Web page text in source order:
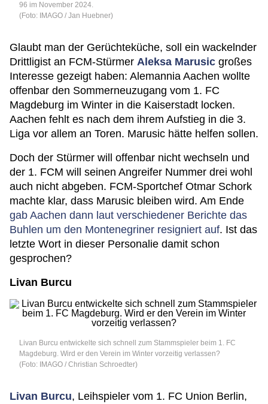
96 im November 2024.
(Foto: IMAGO / Jan Huebner)
Glaubt man der Gerüchteküche, soll ein wackelnder
Drittligist an FCM-Stürmer Aleksa Marusic großes
Interesse gezeigt haben: Alemannia Aachen wollte
offenbar den Sommerneuzugang vom 1. FC
Magdeburg im Winter in die Kaiserstadt locken.
Aachen fehlt es nach dem ihrem Aufstieg in die 3.
Liga vor allem an Toren. Marusic hätte helfen sollen.
Doch der Stürmer will offenbar nicht wechseln und
der 1. FCM will seinen Angreifer Nummer drei wohl
auch nicht abgeben. FCM-Sportchef Otmar Schork
machte klar, dass Marusic bleiben wird. Am Ende
gab Aachen dann laut verschiedener Berichte das
Buhlen um den Montenegriner resigniert auf. Ist das
letzte Wort in dieser Personalie damit schon
gesprochen?
Livan Burcu
Livan Burcu entwickelte sich schnell zum Stammspieler beim 1. FC
Magdeburg. Wird er den Verein im Winter vorzeitig verlassen?
(Foto: IMAGO / Christian Schroedter)
Livan Burcu, Leihspieler vom 1. FC Union Berlin,